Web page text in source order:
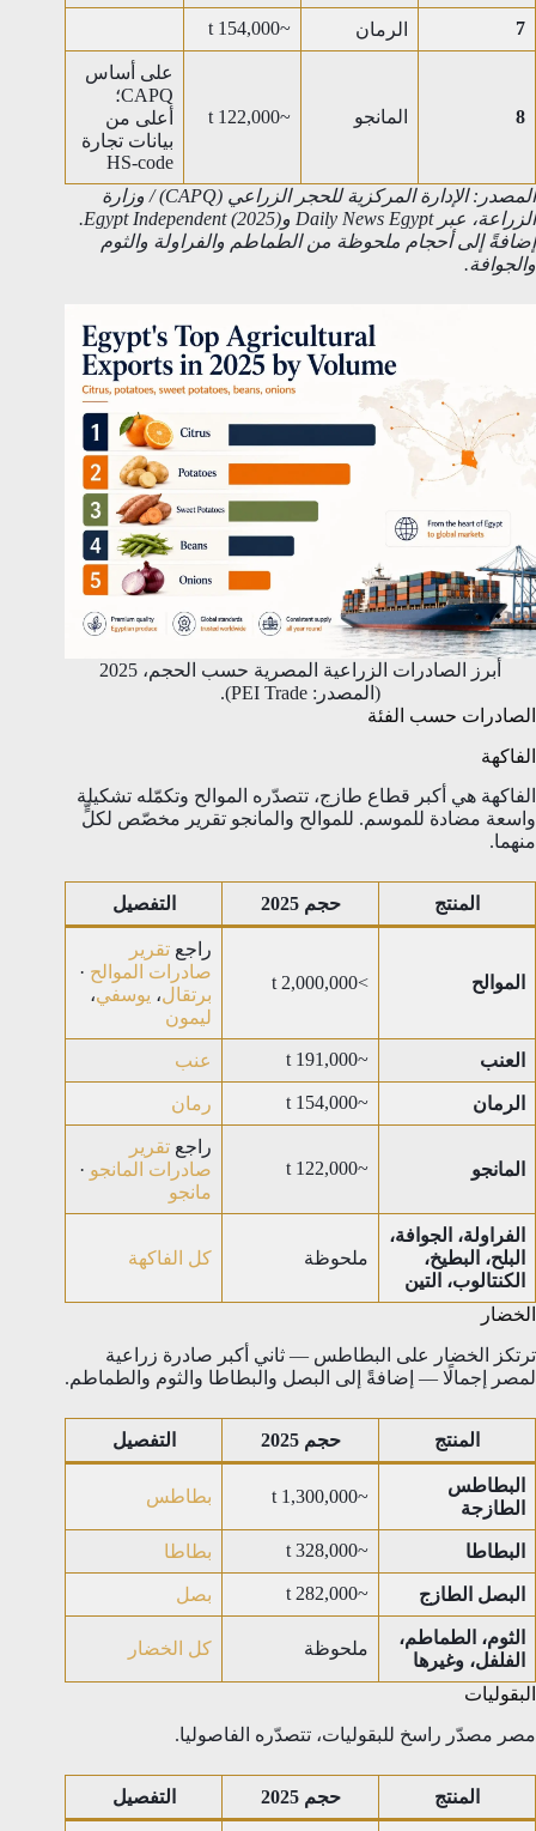
7 الرمان ~154,000 t
8 المانجو ~122,000 t
على أساس
CAPQ؛
أعلى من
بيانات تجارة
HS-code
المصدر: الإدارة المركزية للحجر الزراعي (CAPQ) / وزارة
الزراعة، عبر Daily News Egypt وEgypt Independent (2025).
إضافةً إلى أحجام ملحوظة من الطماطم والفراولة والثوم
والجوافة.
أبرز الصادرات الزراعية المصرية حسب الحجم، 2025
(المصدر: PEI Trade).
الصادرات حسب الفئة
الفاكهة
الفاكهة هي أكبر قطاع طازج، تتصدّره الموالح وتكمّله تشكيلة
واسعة مضادة للموسم. للموالح والمانجو تقرير مخصّص لكلٍّ
منهما.
المنتج حجم 2025 التفصيل
الموالح >2,000,000 t
راجع تقرير
صادرات الموالح ·
برتقال، يوسفي،
ليمون
العنب ~191,000 t عنب
الرمان ~154,000 t رمان
المانجو ~122,000 t
راجع تقرير
صادرات المانجو ·
مانجو
الفراولة، الجوافة،
البلح، البطيخ،
الكنتالوب، التين
ملحوظة كل الفاكهة
الخضار
ترتكز الخضار على البطاطس — ثاني أكبر صادرة زراعية
لمصر إجمالًا — إضافةً إلى البصل والبطاطا والثوم والطماطم.
المنتج حجم 2025 التفصيل
البطاطس
الطازجة
~1,300,000 t بطاطس
البطاطا ~328,000 t بطاطا
البصل الطازج ~282,000 t بصل
الثوم، الطماطم،
الفلفل، وغيرها
ملحوظة كل الخضار
البقوليات
مصر مصدّر راسخ للبقوليات، تتصدّره الفاصوليا.
المنتج حجم 2025 التفصيل